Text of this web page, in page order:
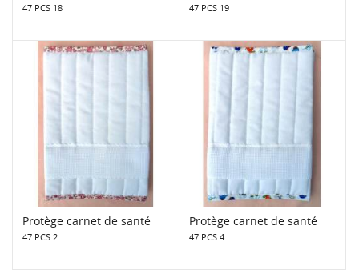
47 PCS 18 47 PCS 19
Protège carnet de santé
47 PCS 2
Protège carnet de santé
47 PCS 4